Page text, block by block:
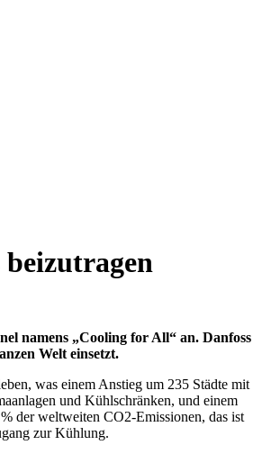
namens „Cooling for All“ an. Danfoss
Welt einsetzt.
was einem Anstieg um 235 Städte mit
und Kühlschränken, und einem
der weltweiten CO2-Emissionen, das ist
zur Kühlung.